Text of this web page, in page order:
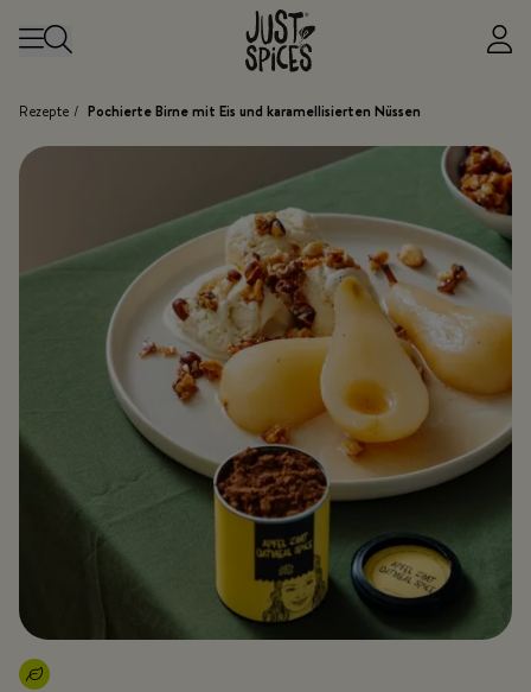
Rezepte / Pochierte Birne mit Eis und karamellisierten Nüssen